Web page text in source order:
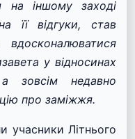
на іншому заході
її відгуки, став
у відносинах
зовсім недавно
про заміжжя.
учасники Літнього